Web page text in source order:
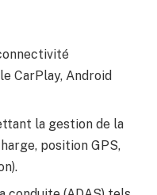
CarPlay, Android
la gestion de la
position GPS,